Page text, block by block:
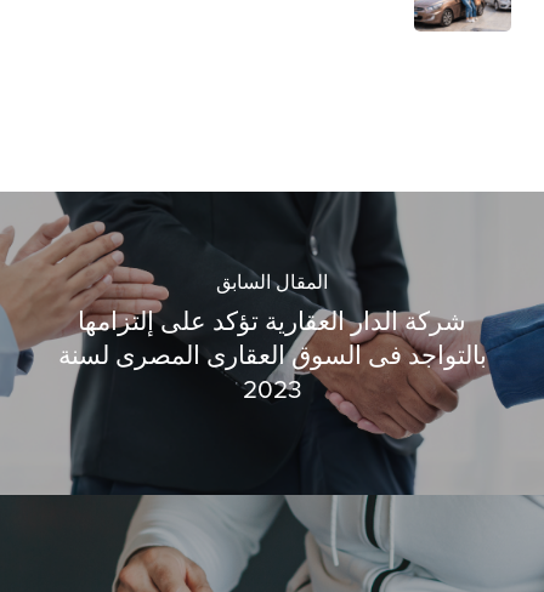
المقال السابق
شركة الدار العقارية تؤكد على إلتزامها
بالتواجد فى السوق العقارى المصرى لسنة
2023